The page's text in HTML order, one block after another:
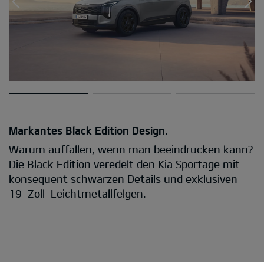
Markantes Black Edition Design.
Warum auffallen, wenn man beeindrucken kann?
Die Black Edition veredelt den Kia Sportage mit
konsequent schwarzen Details und exklusiven
19-Zoll-Leichtmetallfelgen.